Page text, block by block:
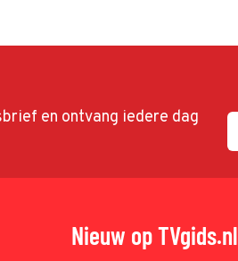
en ontvang iedere dag
Nieuw op TVgids.nl